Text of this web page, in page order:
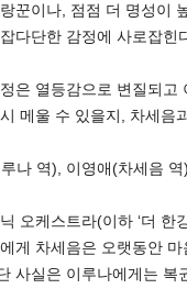
버블
꾼이나, 점점 더 명성이
다단한 감정에 사로잡힌
은 열등감으로 변질되
메울 수 있을지, 차세음
나 역), 이영애(차세음
오케스트라(이하 ‘더 한
게 차세음은 오랫동안
사실은 이루나에게는 복